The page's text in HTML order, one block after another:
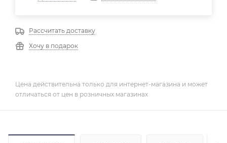
Рассчитать доставку
Хочу в подарок
Цена действительна только для интернет-магазина и может
отличаться от цен в розничных магазинах